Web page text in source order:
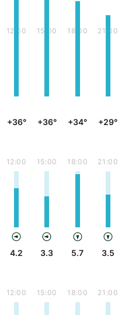
12:00
+36°
15:00
+36°
18:00
+34°
21:00
+29°
12:00
4.2
15:00
3.3
18:00
5.7
21:00
3.5
12:00 15:00 18:00 21:00